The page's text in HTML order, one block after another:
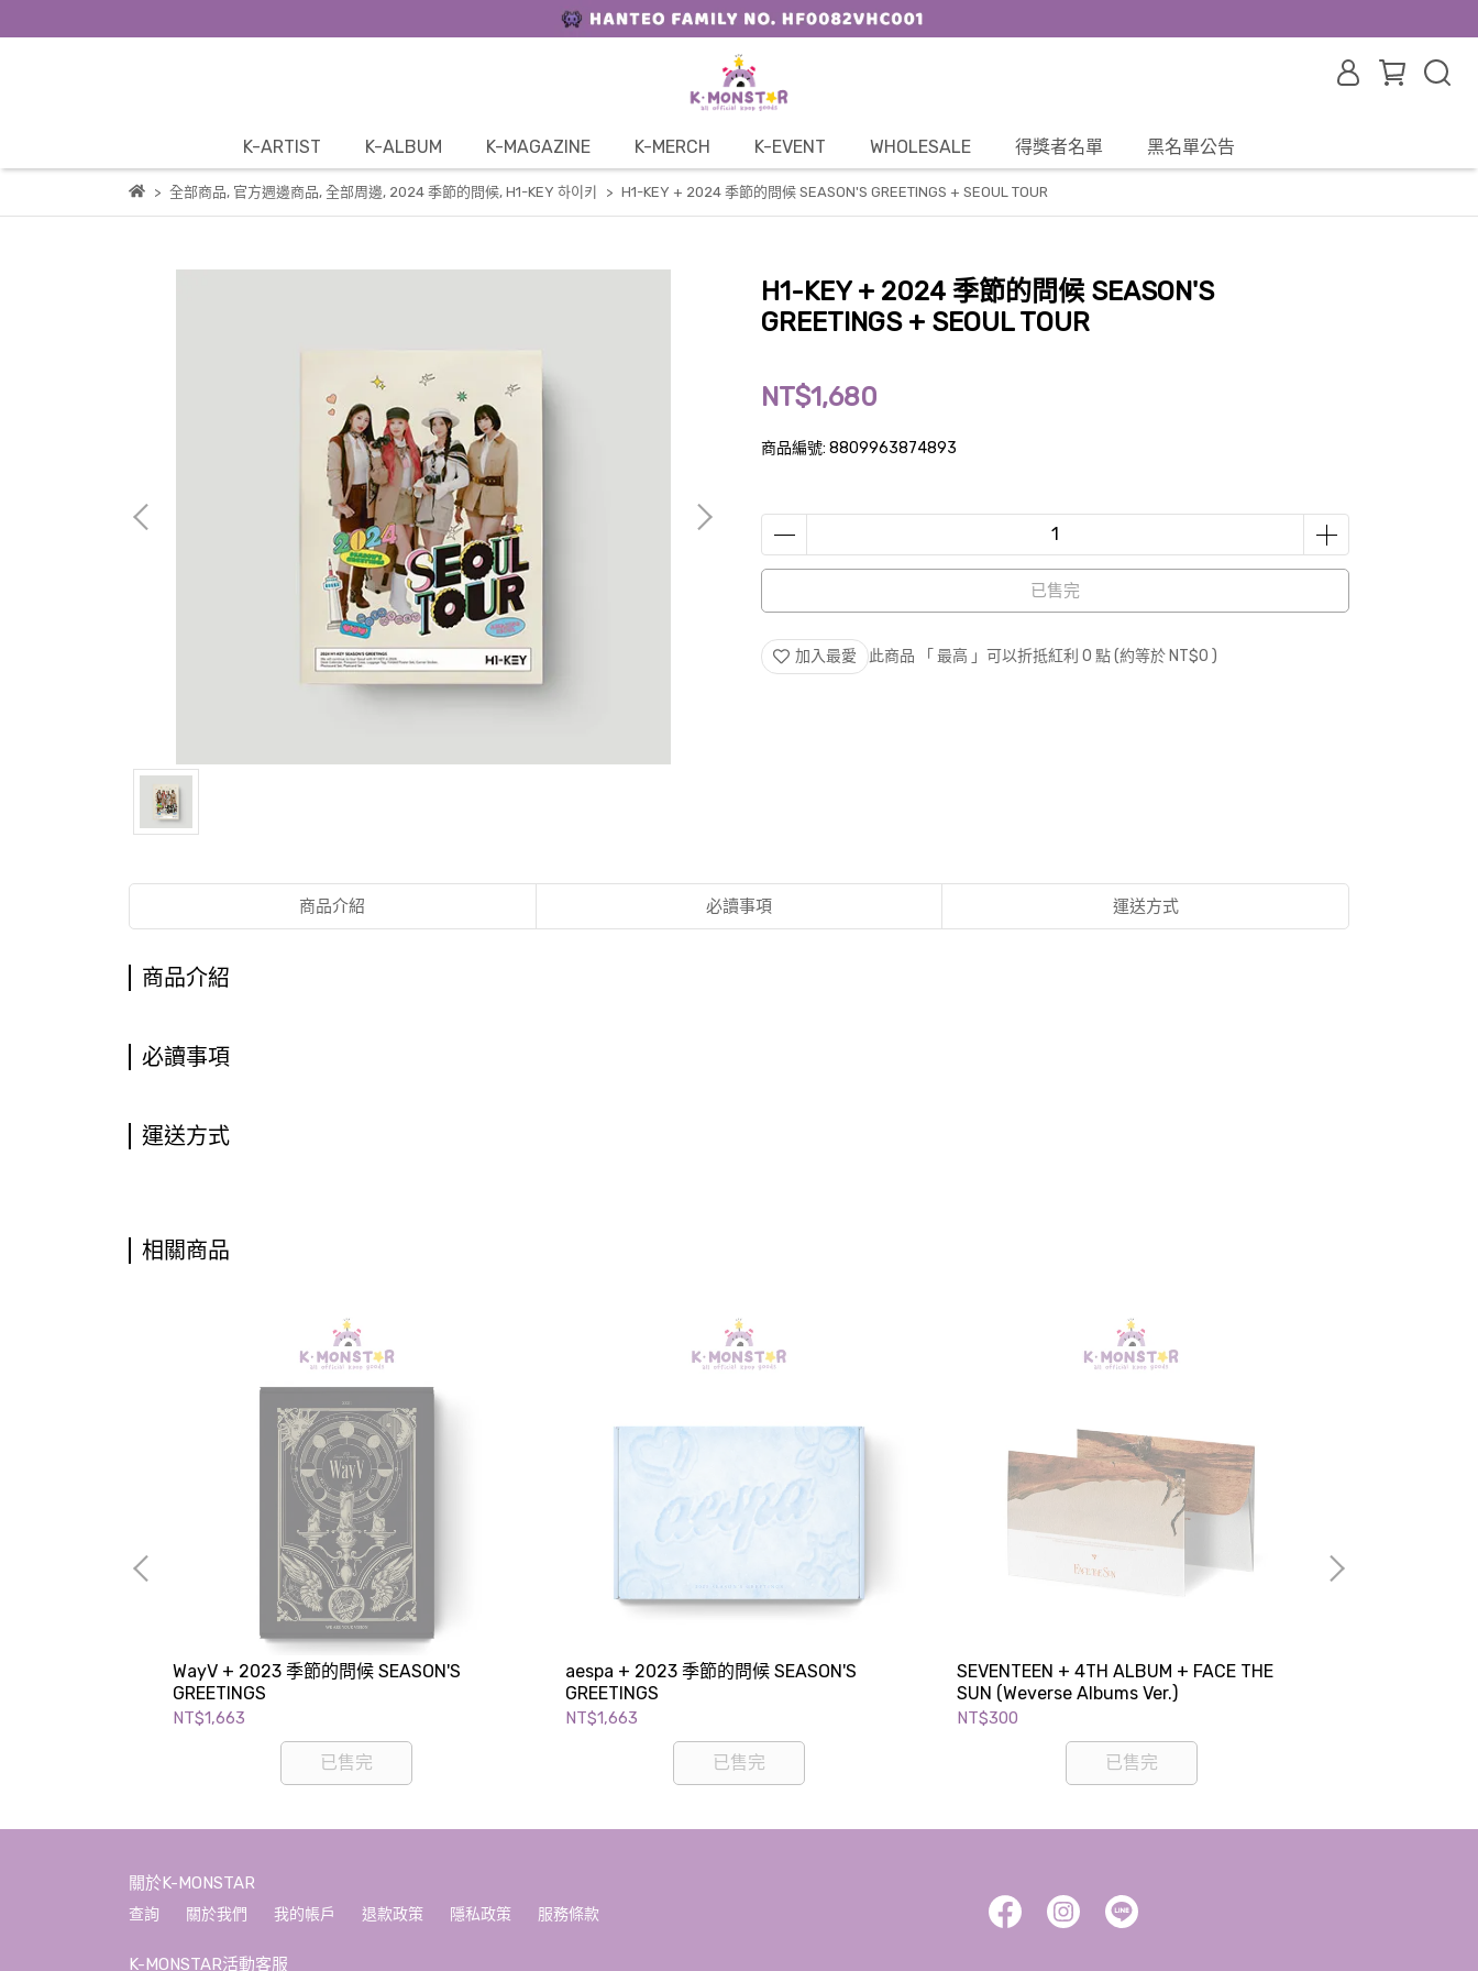
K-ARTIST K-ALBUM K-MAGAZINE K-MERCH K-EVENT WHOLESALE 得獎者名單 黑名單公告
全部商品, 官方週邊商品, 全部周邊, 2024 季節的問候, H1-KEY 하이키 H1-KEY + 2024 季節的問候 SEASON'S GREETINGS + SEOUL TOUR
H1-KEY + 2024 季節的問候 SEASON'S
GREETINGS + SEOUL TOUR
NT$1,680
商品編號: 8809963874893
已售完
加入最愛 此商品 「 最高 」可以折抵紅利 0 點 (約等於 NT$0 )
商品介紹 必讀事項 運送方式
商品介紹
必讀事項
運送方式
相關商品
WayV + 2023 季節的問候 SEASON'S
GREETINGS
NT$1,663
已售完
aespa + 2023 季節的問候 SEASON'S
GREETINGS
NT$1,663
已售完
SEVENTEEN + 4TH ALBUM + FACE THE
SUN (Weverse Albums Ver.)
NT$300
已售完
關於K-MONSTAR
查詢 關於我們 我的帳戶 退款政策 隱私政策 服務條款
K-MONSTAR活動客服